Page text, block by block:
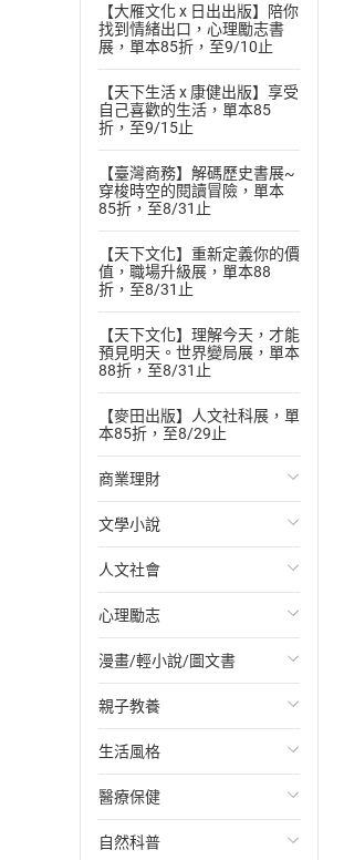
【大雁文化 x 日出出版】陪你
找到情緒出口，心理勵志書
展，單本85折，至9/10止
【天下生活 x 康健出版】享受
自己喜歡的生活，單本85
折，至9/15止
【臺灣商務】解碼歷史書展~
穿梭時空的閱讀冒險，單本
85折，至8/31止
【天下文化】重新定義你的價
值，職場升級展，單本88
折，至8/31止
【天下文化】理解今天，才能
預見明天。世界變局展，單本
88折，至8/31止
【麥田出版】人文社科展，單
本85折，至8/29止
商業理財
投資理財
經濟/趨勢
財務/金融
管理/領導
職場工作術
成功法
行銷/廣告
傳記
文學小說
歐美文學
日本文學
韓國文學
華文文學
經典文學
成長/家庭生活小說
懸疑/推理小說
人文社會
國際關係
政治
社會科學
台灣/中國歷史
日/韓歷史
其他歷史/史學
心理勵志
心靈成長/情緒
人際關係
兩性關係
心理學
漫畫/輕小說/圖文書
輕小說
奇幻/科幻
愛情故事
職場/社會寫實
親子教養
教育現場
兒童文學/故事
兒童科普/學習
生活風格
飲食/食譜
健身/美顏
醫療保健
健康/養生
自然科普